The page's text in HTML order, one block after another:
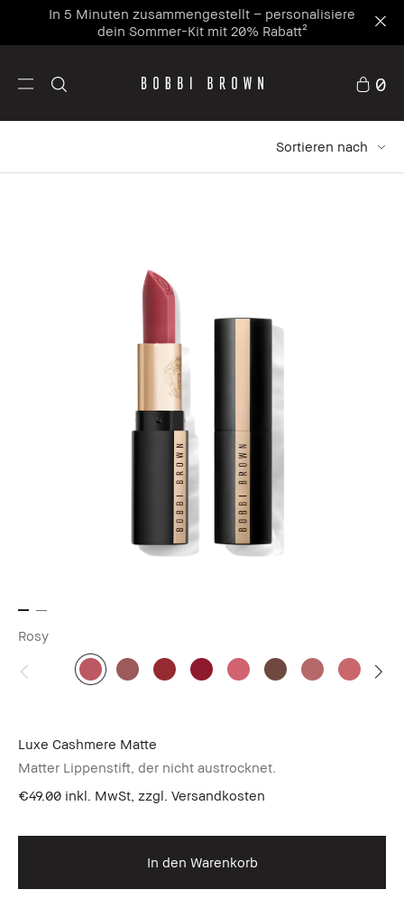
In 5 Minuten zusammengestellt – personalisiere
dein Sommer-Kit mit 20% Rabatt²
0
Sortieren nach
Rosy
Luxe Cashmere Matte
Matter Lippenstift, der nicht austrocknet.
€49.00 inkl. MwSt, zzgl. Versandkosten
In den Warenkorb